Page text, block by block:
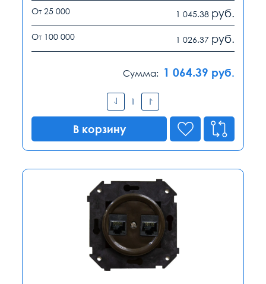
От 25 000 1 045.38 руб.
От 100 000 1 026.37 руб.
Сумма: 1 064.39 руб.
В корзину